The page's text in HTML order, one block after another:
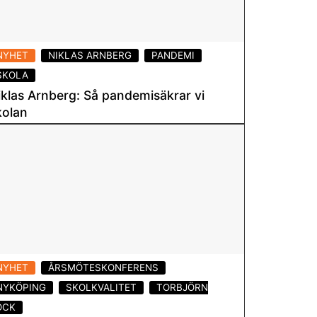
NIKLAS ARNBERG
PANDEMI
Arnberg: Så pandemisäkrar vi
ÅRSMÖTESKONFERENS
SKOLKVALITET
TORBJÖRN